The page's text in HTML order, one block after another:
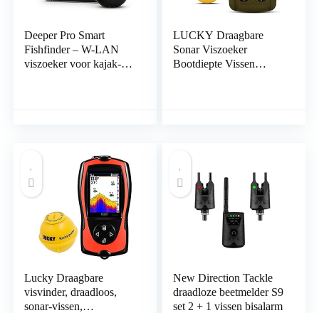
Deeper Pro Smart
Fishfinder – W-LAN
viszoeker voor kajak- en
LUCKY Draagbare
Sonar Viszoeker
Bootdiepte Vissen
Lucky Draagbare
visvinder, draadloos,
sonar-vissen,
New Direction Tackle
draadloze beetmelder S9
set 2 + 1 vissen bisalarm